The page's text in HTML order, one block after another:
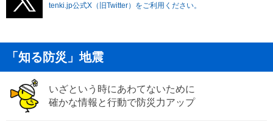
tenki.jp公式X（旧Twitter）をご利用ください。
「知る防災」地震
いざという時にあわてないために
確かな情報と行動で防災力アップ